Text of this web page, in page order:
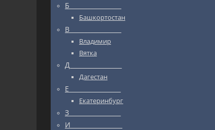
Б_________________
Башкортостан
В_________________
Владимир
Вятка
Д_________________
Дагестан
Е_________________
Екатеринбург
З_________________
И_________________